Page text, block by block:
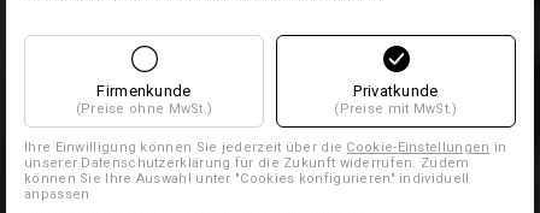
Firmenkunde
(Preise ohne MwSt.)
Privatkunde
(Preise mit MwSt.)
Ihre Einwilligung können Sie jederzeit über die Cookie-Einstellungen in
unserer Datenschutzerklärung für die Zukunft widerrufen. Zudem
können Sie Ihre Auswahl unter "Cookies konfigurieren" individuell
anpassen